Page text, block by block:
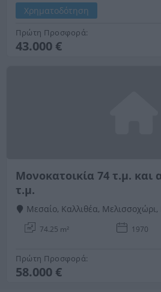
Χρηματοδότηση
Πρώτη Προσφορά:
43.000 €
Μονοκατοικία 74 τ.μ. και
τ.μ.
Μεσαίο, Καλλιθέα,
74.25 m² 1970
Πρώτη Προσφορά:
58.000 €